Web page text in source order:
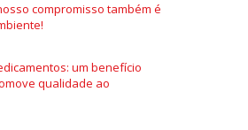
compromisso também é
um benefício
qualidade ao